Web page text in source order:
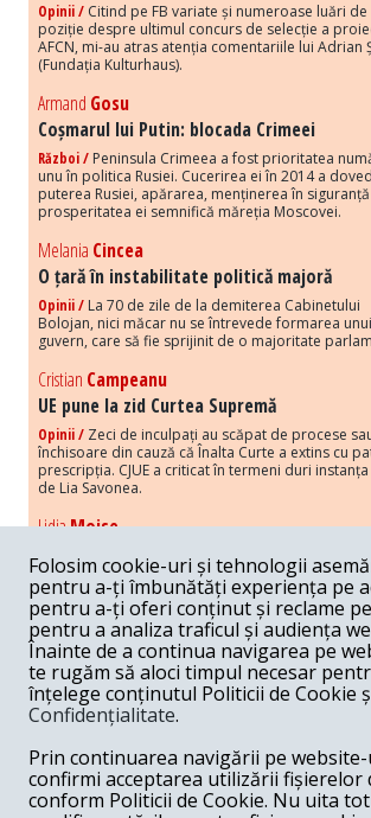
Opinii / Citind pe FB variate și numeroase luări de
poziție despre ultimul concurs de selecție a
AFCN, mi-au atras atenția comentariile lui Adrian
(Fundația Kulturhaus).
Armand Gosu
Coșmarul lui Putin: blocada Crimeei
Război / Peninsula Crimeea a fost prioritatea
unu în politica Rusiei. Cucerirea ei în 2014 a
puterea Rusiei, apărarea, menținerea în
prosperitatea ei semnifică măreția Moscovei.
Melania Cincea
O țară în instabilitate politică majoră
Opinii / La 70 de zile de la demiterea Cabinetului
Bolojan, nici măcar nu se întrevede formarea
guvern, care să fie sprijinit de o majoritate
Cristian Campeanu
UE pune la zid Curtea Supremă
Opinii / Zeci de inculpați au scăpat de procese
închisoare din cauză că Înalta Curte a extins cu
prescripția. CJUE a criticat în termeni duri
de Lia Savonea.
LidiaMoise
Costurile economice ale haosului politic
Opinii / Economia nu poate rezista cu retorica
susținerii intereselor poporului, care, de fapt,
obsesia menținerii privilegiilor și a averilor unor
Melania Cincea
Noi puseuri de xenofobie din partea
„neaoși”
Periodic, în spațiul public sunt voci care
mesaje xenofobe la adresa câte unui politician
anumit grup politico-mediatic, într-un anumit
ArmandGosu
Folosim cookie-uri și tehnologii
pentru a-ți îmbunătăți experiența pe
pentru a-ți oferi conținut și reclame
pentru a analiza traficul și audiența
Înainte de a continua navigarea pe
te rugăm să aloci timpul necesar
înțelege conținutul Politicii de Cookie
Confidențialitate.
Prin continuarea navigării pe
confirmi acceptarea utilizării fișierelor
conform Politicii de Cookie. Nu uita